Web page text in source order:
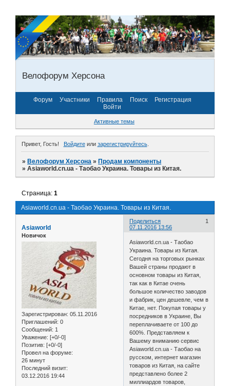
Велофорум Херсона
Форум Участники Правила Поиск
Регистрация
Войти
Активные темы
Привет, Гость! Войдитеили зарегистрируйтесь.
»Велофорум Херсона »Продам компоненты
»Asiaworld.cn.ua - Таобао Украина. Товары из Китая.
Asiaworld.cn.ua - Таобао Украина. Товары из Китая.
Страница:1
Поделиться
1
07.11.2016 13:56
Asiaworld
Новичок
Зарегистрирован: 05.11.2016
Приглашений: 0
Сообщений: 1
Уважение: [+0/-0]
Позитив: [+0/-0]
Провел на форуме:
26 минут
Последний визит:
03.12.2016 19:44
Asiaworld.cn.ua - Таобао
Украина. Товары из Китая.
Сегодня на торговых рынках
Вашей страны продают в
основном товары из Китая,
так как в Китае очень
большое количество заводов
и фабрик, цен дешевле, чем в
Китае, нет. Покупая товары у
посредников в Украине, Вы
переплачиваете от 100 до
600%. Представляем к
Вашему вниманию сервис
Asiaworld.cn.ua - Таобао на
русском, интернет магазин
товаров из Китая, на сайте
представлено более 2
миллиардов товаров,